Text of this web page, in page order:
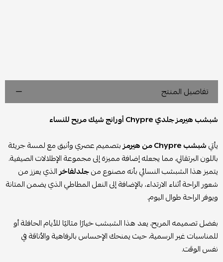
تفاصيل المنتج
شبشب هيرمز جلدي Chypre أورانج شيك مريح للنساء
يأتيشبشب Chypre من هيرمز
بتصميم عصري وأنيق مع لمسة جريئة
باللون البرتقالي، مما يجعله إضافة مميزة إلى مجموعة الإطلالات الصيفية.
يتميز هذا الشبشب النسائي بأنه مصنوع منجلدلفاخرالذي يعزز من
شعور الراحة أثناء الارتداء، بالإضافة إلى النعل المطاطي الذي يضمن المتانة
ويوفر الراحة طوال اليوم.
بفضل تصميمه المريح، يعد هذا الشبشب خيارًا مثاليًا للأيام الحافلة أو
للمناسبات غير الرسمية، حيث يمنحك الإحساس بالرفاهية والأناقة في
نفس الوقت.